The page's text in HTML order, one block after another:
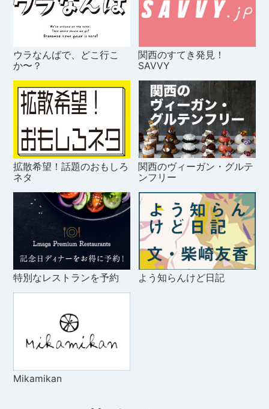
ウラなんばで、どこ行こ
か〜？
関西のすてき発見！
SAVVY
拡散希望！話題のおもしろ
ネタ
関西のヴィーガン・グルテ
ンフリー
特別なレストランを予約 よう知らんけど日記
Mikamikan